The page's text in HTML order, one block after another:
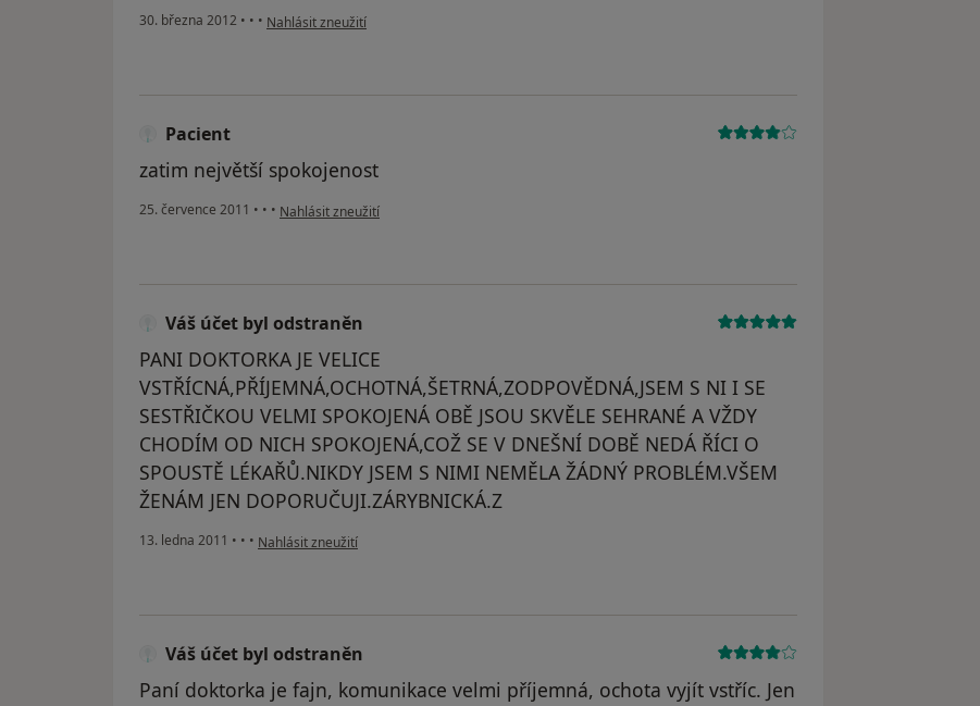
30. března 2012 • • • podle názoru uživatele Váš účet byl odstraněn
Nahlásit zneužití
Pacient
zatim největší spokojenost
25. července 2011 • • • podle názoru uživatele Pacient
Nahlásit zneužití
Váš účet byl odstraněn
PANI DOKTORKA JE VELICE
VSTŘÍCNÁ,PŘÍJEMNÁ,OCHOTNÁ,ŠETRNÁ,ZODPOVĚDNÁ,JSEM S NI I SE
SESTŘIČKOU VELMI SPOKOJENÁ OBĚ JSOU SKVĚLE SEHRANÉ A VŽDY
CHODÍM OD NICH SPOKOJENÁ,COŽ SE V DNEŠNÍ DOBĚ NEDÁ ŘÍCI O
SPOUSTĚ LÉKAŘŮ.NIKDY JSEM S NIMI NEMĚLA ŽÁDNÝ PROBLÉM.VŠEM
ŽENÁM JEN DOPORUČUJI.ZÁRYBNICKÁ.Z
13. ledna 2011 • • • podle názoru uživatele Váš účet byl odstraněn
Nahlásit zneužití
Váš účet byl odstraněn
Paní doktorka je fajn, komunikace velmi příjemná, ochota vyjít vstříc. Jen